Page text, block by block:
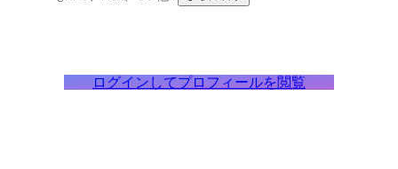
ログインしてプロフィールを閲覧